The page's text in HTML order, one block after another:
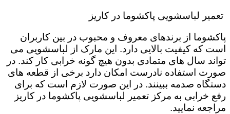
تعمیر لباسشویی پاکشوما در کاریز
پاکشوما از برندهای معروف و محبوب در بین کاربران
است که کیفیت بالایی دارد. این مارک از لباسشویی می
تواند سال های متمادی بدون هیچ گونه خرابی کار کند. در
صورت استفاده نادرست امکان دارد برخی از قطعه های
دستگاه صدمه ببینند. در این صورت لازم است که برای
رفع خرابی به مرکز تعمیر لباسشویی پاکشوما در کاریز
مراجعه نمایید.